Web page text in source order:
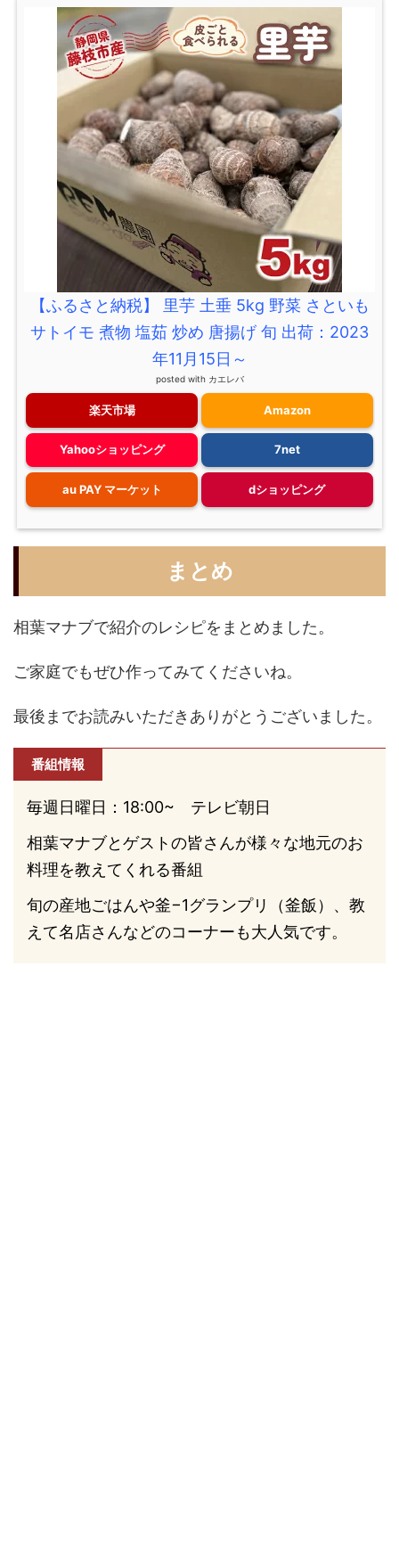
【ふるさと納税】 里芋 土垂 5kg 野菜 さといも
サトイモ 煮物 塩茹 炒め 唐揚げ 旬 出荷：2023
年11月15日～
posted with カエレバ
楽天市場 Amazon
Yahooショッピング 7net
au PAY マーケット dショッピング
まとめ
相葉マナブで紹介のレシピをまとめました。
ご家庭でもぜひ作ってみてくださいね。
最後までお読みいただきありがとうございました。
番組情報
毎週日曜日：18:00~ テレビ朝日
相葉マナブとゲストの皆さんが様々な地元のお
料理を教えてくれる番組
旬の産地ごはんや釜−1グランプリ（釜飯）、教
えて名店さんなどのコーナーも大人気です。